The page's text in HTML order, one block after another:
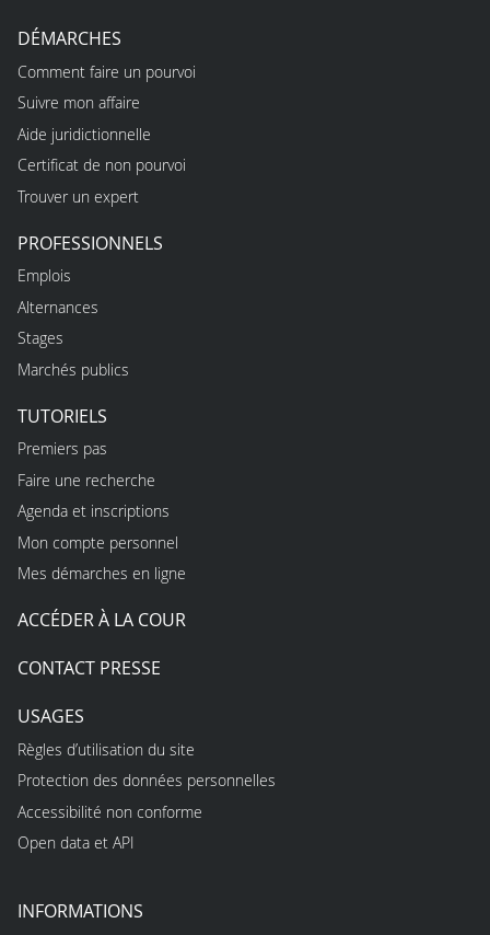
DÉMARCHES
Comment faire un pourvoi
Suivre mon affaire
Aide juridictionnelle
Certificat de non pourvoi
Trouver un expert
PROFESSIONNELS
Emplois
Alternances
Stages
Marchés publics
TUTORIELS
Premiers pas
Faire une recherche
Agenda et inscriptions
Mon compte personnel
Mes démarches en ligne
ACCÉDER À LA COUR
CONTACT PRESSE
USAGES
Règles d’utilisation du site
Protection des données personnelles
Accessibilité non conforme
Open data et API
INFORMATIONS